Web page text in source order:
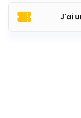
J'ai